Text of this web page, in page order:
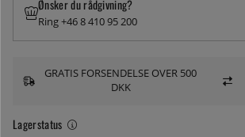
Lagerstatus
Ønsker du rådgivning?
Ring +46 8 410 95 200
GRATIS FORSENDELSE OVER 500
DKK